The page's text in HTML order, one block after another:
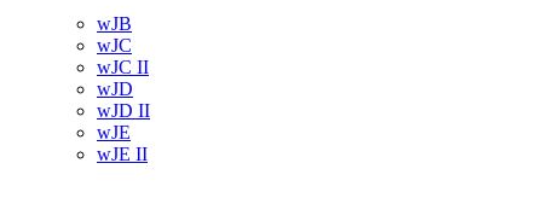
Navigation
überspringen
wJB
wJC
wJC II
wJD
wJD II
wJE
wJE II